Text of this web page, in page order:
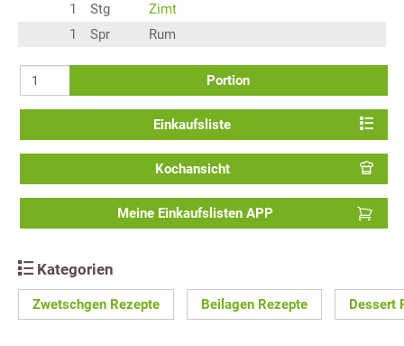
1
Stg
Zimt
1
Spr Rum
Portion
Einkaufsliste
Kochansicht
Meine Einkaufslisten APP
Kategorien
Zwetschgen Rezepte Beilagen Rezepte Dessert